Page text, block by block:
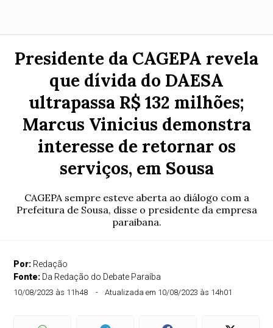
Presidente da CAGEPA revela
que dívida do DAESA
ultrapassa R$ 132 milhões;
Marcus Vinicius demonstra
interesse de retornar os
serviços, em Sousa
CAGEPA sempre esteve aberta ao diálogo com a
Prefeitura de Sousa, disse o presidente da empresa
paraibana.
Por: Redação
Fonte: Da Redação do Debate Paraíba
10/08/2023 às 11h48 Atualizada em 10/08/2023 às 14h01